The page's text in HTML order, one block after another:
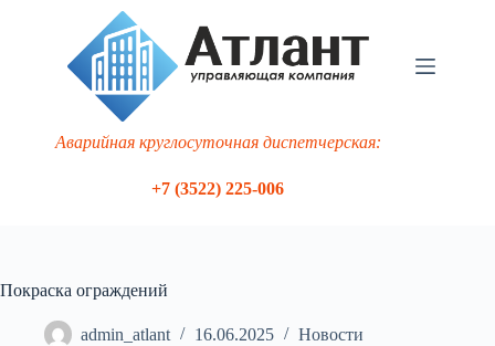
Аварийная круглосуточная диспетчерская:
+7 (3522) 225-006
Покраска ограждений
admin_atlant 16.06.2025 Новости